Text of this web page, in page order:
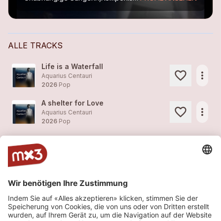
ALLE TRACKS
Life is a Waterfall
Aquarius Centauri
2026 Pop
more_horiz
A shelter for Love
Aquarius Centauri
2026 Pop
more_horiz
Aquarius Centauri
2026
more_horiz
Aquarius Centauri
2026
Pop
Melting Tears